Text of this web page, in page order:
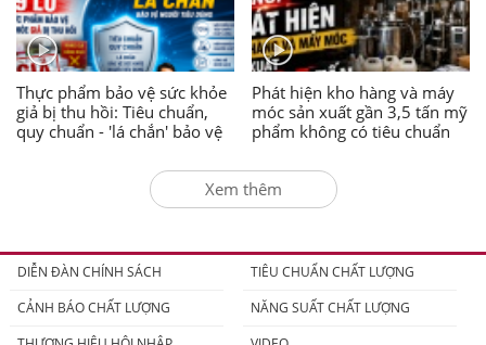
Thực phẩm bảo vệ sức khỏe
giả bị thu hồi: Tiêu chuẩn,
quy chuẩn - 'lá chắn' bảo vệ
Phát hiện kho hàng và máy
móc sản xuất gần 3,5 tấn mỹ
phẩm không có tiêu chuẩn
Xem thêm
DIỄN ĐÀN CHÍNH SÁCH
TIÊU CHUẨN CHẤT LƯỢNG
CẢNH BÁO CHẤT LƯỢNG
NĂNG SUẤT CHẤT LƯỢNG